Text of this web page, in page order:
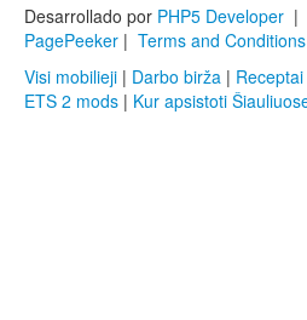
Desarrollado por PHP5 Developer |
PagePeeker | Terms and Conditions
Visi mobilieji | Darbo birža | Receptai
ETS 2 mods | Kur apsistoti